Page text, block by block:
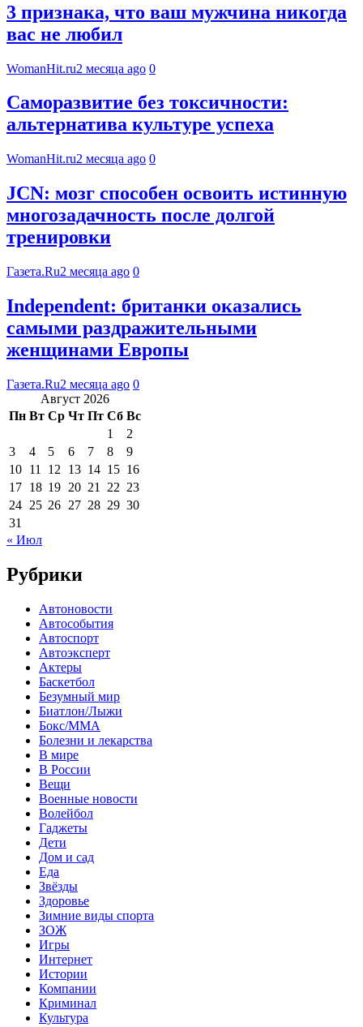
3 признака, что ваш мужчина никогда
вас не любил
WomanHit.ru2 месяца ago 0
Саморазвитие без токсичности:
альтернатива культуре успеха
WomanHit.ru2 месяца ago 0
JCN: мозг способен освоить истинную
многозадачность после долгой
тренировки
Газета.Ru2 месяца ago 0
Independent: британки оказались
самыми раздражительными
женщинами Европы
Газета.Ru2 месяца ago 0
Август 2026
Пн Вт Ср Чт Пт Сб Вс
1
2
3
4 5 6 7 8
9
10 11 12 13 14 15 16
17 18 19 20 21 22 23
24 25 26 27 28 29 30
31
« Июл
Рубрики
Автоновости
Автособытия
Автоспорт
Автоэксперт
Актеры
Баскетбол
Безумный мир
Биатлон/Лыжи
Бокс/MMA
Болезни и лекарства
В мире
В России
Вещи
Военные новости
Волейбол
Гаджеты
Дети
Дом и сад
Еда
Звёзды
Здоровье
Зимние виды спорта
ЗОЖ
Игры
Интернет
Истории
Компании
Криминал
Культура